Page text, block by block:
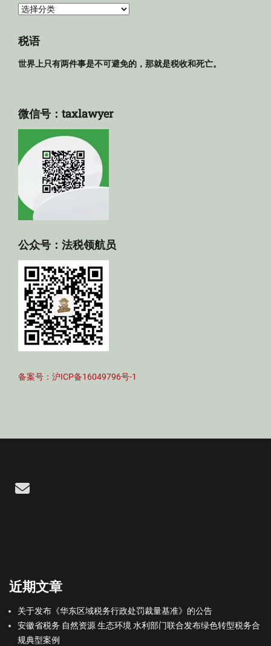
法
库
税语
世界上只有两件事是不可避免的，那就是税收和死亡。
微信号：taxlawyer
公众号：法税领航员
备案号：沪ICP备16049796号-1
Email
近期文章
关于发布《华东区域税务行政处罚裁量基准》的公告
安徽省税务 自然资源 生态环境 水利部门联合发布绿色转型税务合
规典型案例